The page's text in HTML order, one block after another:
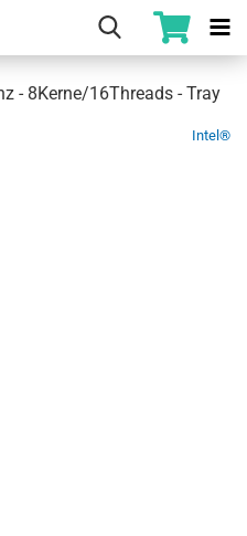
- 8Kerne/16Threads - Tray
Intel®